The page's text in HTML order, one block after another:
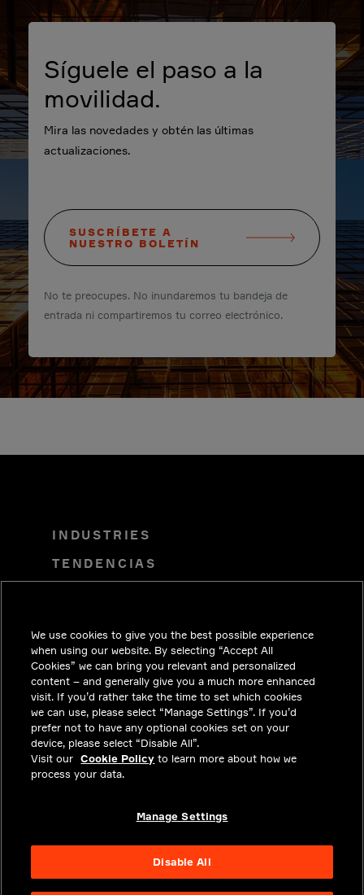
Síguele el paso a la
movilidad.
Mira las novedades y obtén las últimas
actualizaciones.
SUSCRÍBETE A
NUESTRO BOLETÍN
No te preocupes. No inundaremos tu bandeja de
entrada ni compartiremos tu correo electrónico.
INDUSTRIES
TENDENCIAS
INVERSIONISTAS
SALA DE PRENSA
COMUNÍCATE CON NOSOTROS
PRIVACY
CUMPLIMIENTO Y ASUNTOS
LEGALES
We use cookies to give you the best possible experience
when using our website. By selecting “Accept All
Cookies” we can bring you relevant and personalized
content – and generally give you a much more enhanced
visit. If you’d rather take the time to set which cookies
we can use, please select “Manage Settings”. If you’d
prefer not to have any optional cookies set on your
device, please select “Disable All”.
Visit our Cookie Policy to learn more about how we
process your data.
Manage Settings
Disable All